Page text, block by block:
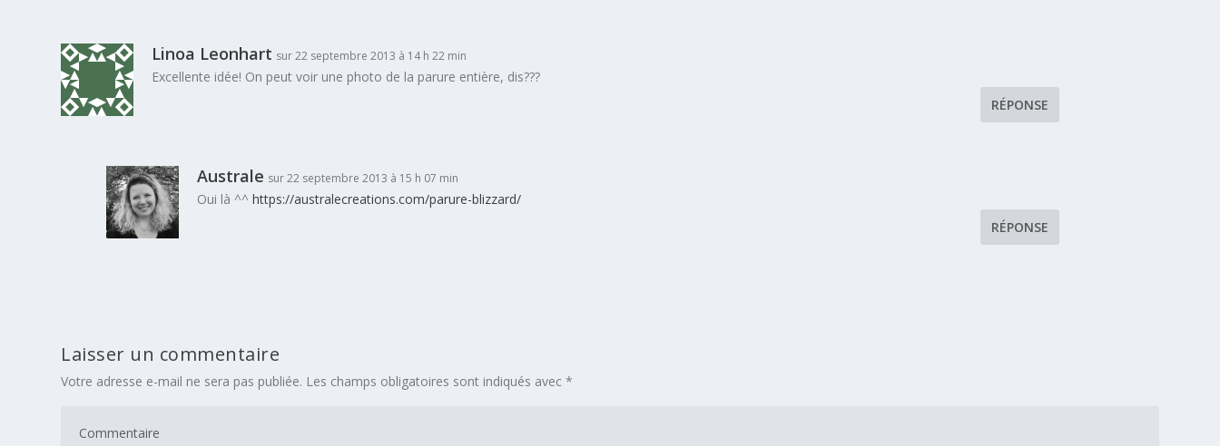
Linoa Leonhart sur 22 septembre 2013 à 14 h 22 min
Excellente idée! On peut voir une photo de la parure entière, dis???
RÉPONSE
Australe sur 22 septembre 2013 à 15 h 07 min
Oui là ^^https://australecreations.com/parure-blizzard/
RÉPONSE
Laisser un commentaire
Votre adresse e-mail ne sera pas publiée. Les champs obligatoires sont indiqués avec*